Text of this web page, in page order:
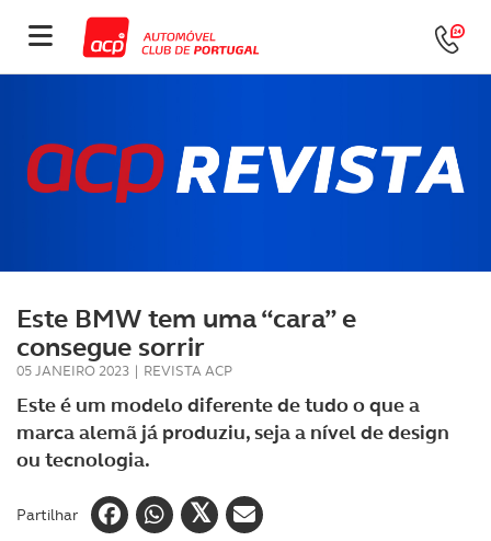
Este BMW tem uma “cara” e
consegue sorrir
05 JANEIRO 2023 | REVISTA ACP
Este é um modelo diferente de tudo o que a
marca alemã já produziu, seja a nível de design
ou tecnologia.
Partilhar